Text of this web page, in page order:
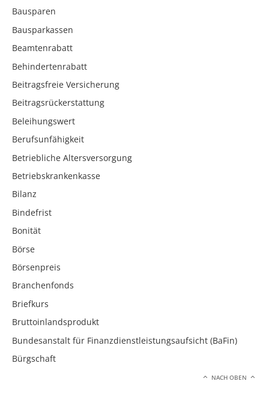
Bausparen
Bausparkassen
Beamtenrabatt
Behindertenrabatt
Beitragsfreie Versicherung
Beitragsrückerstattung
Beleihungswert
Berufsunfähigkeit
Betriebliche Altersversorgung
Betriebskrankenkasse
Bilanz
Bindefrist
Bonität
Börse
Börsenpreis
Branchenfonds
Briefkurs
Bruttoinlandsprodukt
Bundesanstalt für Finanzdienstleistungsaufsicht (BaFin)
Bürgschaft
NACH OBEN